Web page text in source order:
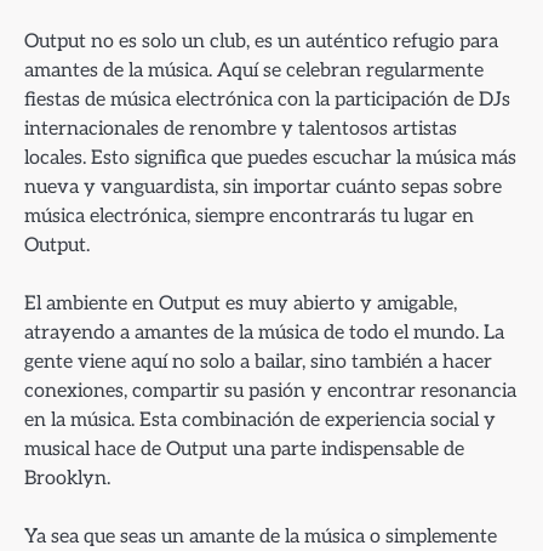
Output no es solo un club, es un auténtico refugio para
amantes de la música. Aquí se celebran regularmente
fiestas de música electrónica con la participación de DJs
internacionales de renombre y talentosos artistas
locales. Esto significa que puedes escuchar la música más
nueva y vanguardista, sin importar cuánto sepas sobre
música electrónica, siempre encontrarás tu lugar en
Output.
El ambiente en Output es muy abierto y amigable,
atrayendo a amantes de la música de todo el mundo. La
gente viene aquí no solo a bailar, sino también a hacer
conexiones, compartir su pasión y encontrar resonancia
en la música. Esta combinación de experiencia social y
musical hace de Output una parte indispensable de
Brooklyn.
Ya sea que seas un amante de la música o simplemente